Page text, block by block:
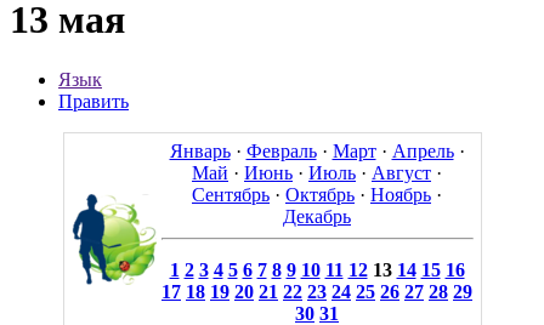
13 мая
Язык
Править
Январь· Февраль· Март· Апрель·
Май · Июнь · Июль · Август ·
Сентябрь · Октябрь · Ноябрь ·
Декабрь
1 2 3 4 5 6 7 8 9 10 11 12 13 14 15 16
17 18 19 20 21 22 23 24 25 26 27 28 29
30 31